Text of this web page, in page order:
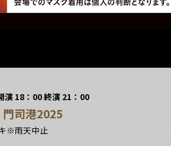
18：00 終演 21：00
司港2025
※雨天中止